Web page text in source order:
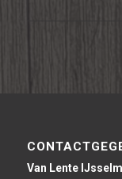
Van Lente